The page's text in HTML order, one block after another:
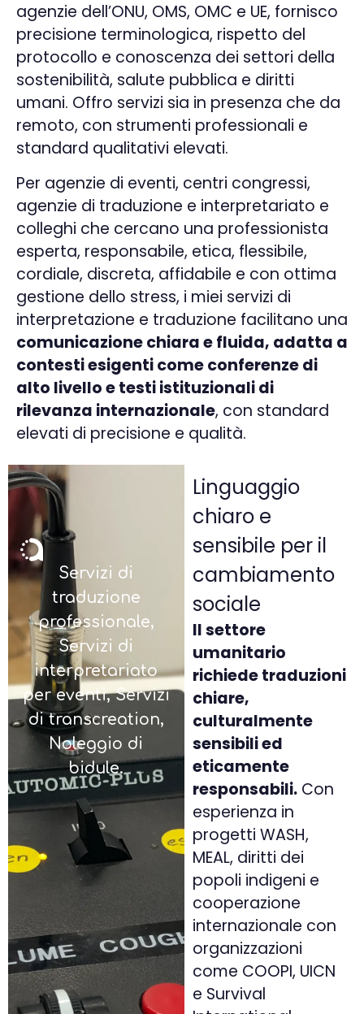
agenzie dell’ONU, OMS, OMC e UE, fornisco
precisione terminologica, rispetto del
protocollo e conoscenza dei settori della
sostenibilità, salute pubblica e diritti
umani. Offro servizi sia in presenza che da
remoto, con strumenti professionali e
standard qualitativi elevati.
Per agenzie di eventi, centri congressi,
agenzie di traduzione e interpretariato e
colleghi che cercano una professionista
esperta, responsabile, etica, flessibile,
cordiale, discreta, affidabile e con ottima
gestione dello stress, i miei servizi di
interpretazione e traduzione facilitano una
comunicazione chiara e fluida, adatta a
contesti esigenti come conferenze di
alto livello e testi istituzionali di
rilevanza internazionale, con standard
elevati di precisione e qualità.
Servizi di
traduzione
professionale,
Servizi di
interpretariato
per eventi, Servizi
di transcreation,
Noleggio di
bidule.
Linguaggio
chiaro e
sensibile per il
cambiamento
sociale
Il settore
umanitario
richiede traduzioni
chiare,
culturalmente
sensibili ed
eticamente
responsabili.Con
esperienza in
progetti WASH,
MEAL, diritti dei
popoli indigeni e
cooperazione
internazionale con
organizzazioni
come COOPI, UICN
e Survival